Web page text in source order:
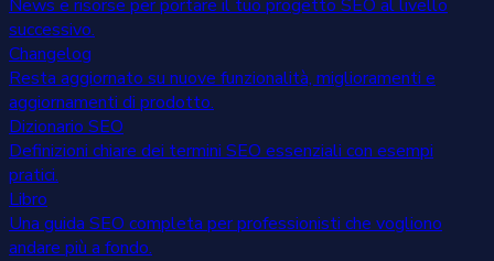
News e risorse per portare il tuo progetto SEO al livello
successivo.
Changelog
Resta aggiornato su nuove funzionalità, miglioramenti e
aggiornamenti di prodotto.
Dizionario SEO
Definizioni chiare dei termini SEO essenziali con esempi
pratici.
Libro
Una guida SEO completa per professionisti che vogliono
andare più a fondo.